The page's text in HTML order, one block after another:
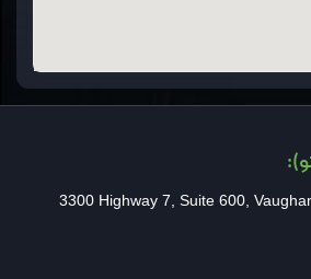
3300 Highway 7, Suite 600,